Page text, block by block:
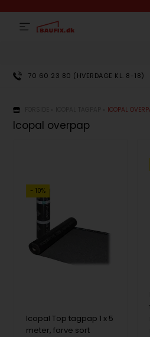
70 60 23 80 (HVERDAGE KL. 8-18)
ICOPAL
Icopal overpap
- 10%
Icopal Top tagpap 1 x 5
meter, farve sort